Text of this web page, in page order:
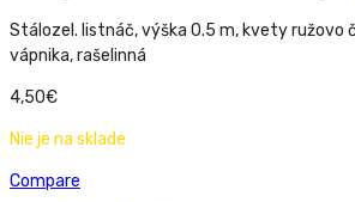
Stálozel. listnáč, výška 0.5 m, kvety ružovo
vápnika, rašelinná
4,50€
Nie je na sklade
Compare